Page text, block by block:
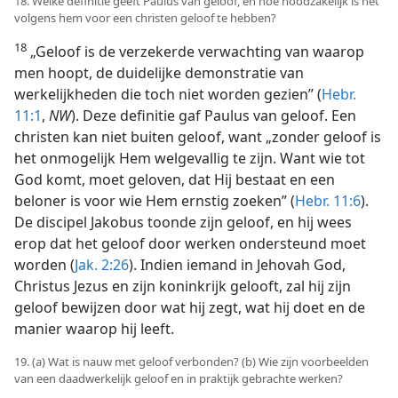
volgens hem voor een christen geloof te hebben?
18 „Geloof is de verzekerde verwachting van waarop
men hoopt, de duidelijke demonstratie van
werkelijkheden die toch niet worden gezien” (Hebr.
11:1, NW). Deze definitie gaf Paulus van geloof. Een
christen kan niet buiten geloof, want „zonder geloof is
het onmogelijk Hem welgevallig te zijn. Want wie tot
God komt, moet geloven, dat Hij bestaat en een
beloner is voor wie Hem ernstig zoeken” (Hebr. 11:6).
De discipel Jakobus toonde zijn geloof, en hij wees
erop dat het geloof door werken ondersteund moet
worden (Jak. 2:26). Indien iemand in Jehovah God,
Christus Jezus en zijn koninkrijk gelooft, zal hij zijn
geloof bewijzen door wat hij zegt, wat hij doet en de
manier waarop hij leeft.
19. (a) Wat is nauw met geloof verbonden? (b) Wie zijn voorbeelden
van een daadwerkelijk geloof en in praktijk gebrachte werken?